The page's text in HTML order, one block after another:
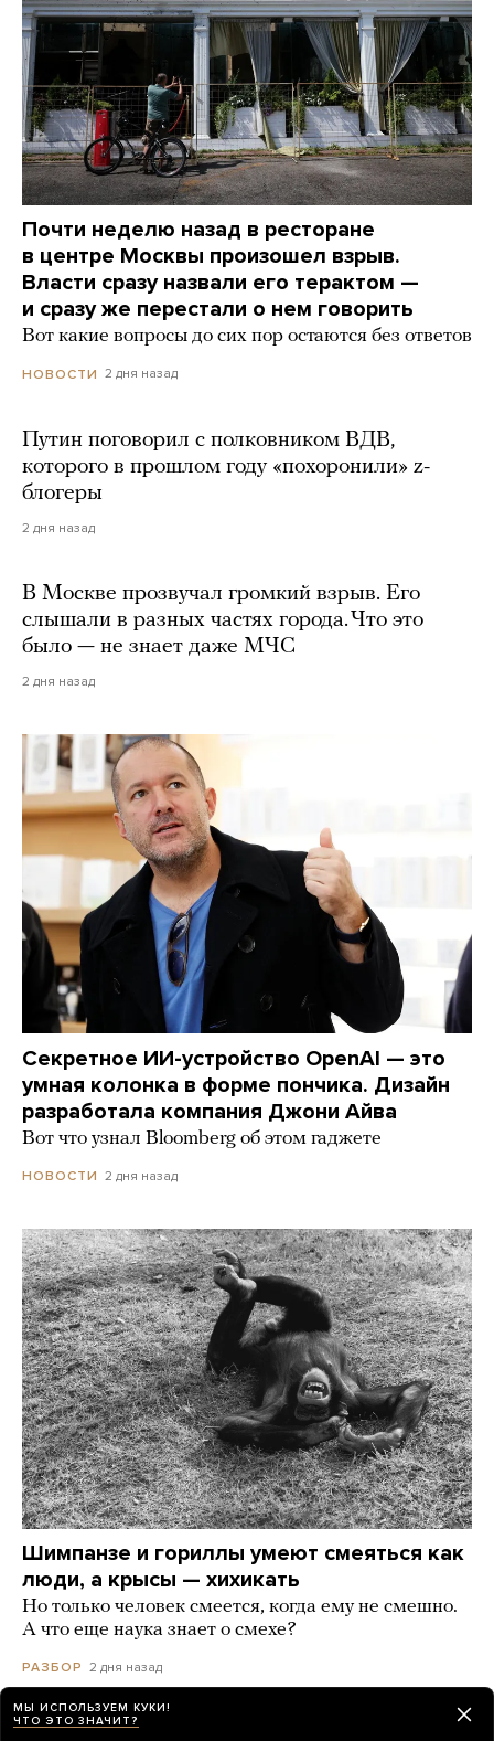
Почти неделю назад в ресторане
в центре Москвы произошел взрыв.
Власти сразу назвали его терактом —
и сразу же перестали о нем говорить
Вот какие вопросы до сих пор остаются без ответов
НОВОСТИ 2 дня назад
Путин поговорил с полковником ВДВ,
которого в прошлом году «похоронили» z-
блогеры
2 дня назад
В Москве прозвучал громкий взрыв. Его
слышали в разных частях города. Что это
было — не знает даже МЧС
2 дня назад
Секретное ИИ-устройство OpenAI — это
умная колонка в форме пончика. Дизайн
разработала компания Джони Айва
Вот что узнал Bloomberg об этом гаджете
НОВОСТИ 2 дня назад
Шимпанзе и гориллы умеют смеяться как
люди, а крысы — хихикать
Но только человек смеется, когда ему не смешно.
А что еще наука знает о смехе?
РАЗБОР 2 дня назад
МЫ ИСПОЛЬЗУЕМ КУКИ!
ЧТО ЭТО ЗНАЧИТ?